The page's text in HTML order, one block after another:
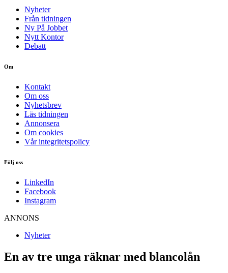
Nyheter
Från tidningen
Ny På Jobbet
Nytt Kontor
Debatt
Om
Kontakt
Om oss
Nyhetsbrev
Läs tidningen
Annonsera
Om cookies
Vår integritetspolicy
Följ oss
LinkedIn
Facebook
Instagram
ANNONS
Nyheter
En av tre unga räknar med blancolån